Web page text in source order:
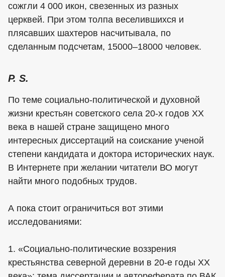
сожгли 4 000 икон, свезенных из разных
церквей. При этом толпа веселившихся и
плясавших шахтеров насчитывала, по
сделанным подсчетам, 15000–18000 человек.
P. S.
По теме социально-политической и духовной
жизни крестьян советского села 20-х годов ХХ
века в нашей стране защищено много
интересных диссертаций на соискание ученой
степени кандидата и доктора исторических наук.
В Интернете при желании читатели ВО могут
найти много подобных трудов.
А пока стоит ограничиться вот этими
исследованиями:
1. «Социально-политические воззрения
крестьянства северной деревни в 20-е годы XX